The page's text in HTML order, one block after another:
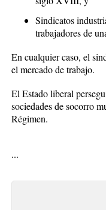
Sindicatos
trabajadores de
En cualquier caso, el
el mercado de trabajo.
El Estado liberal
sociedades de socorro
Régimen.
...